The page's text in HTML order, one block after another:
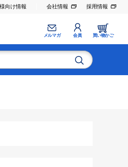
向け情報 会社情報 採用情報
メルマガ 会員 買い物かご